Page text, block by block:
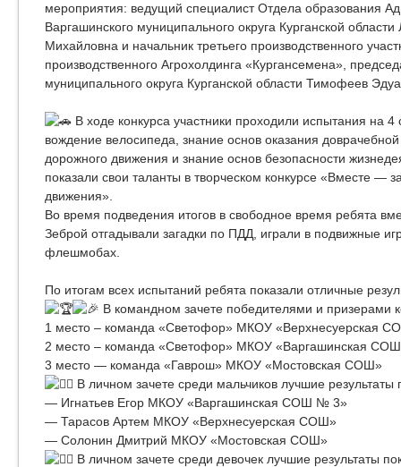
мероприятия: ведущий специалист Отдела образования
Варгашинского муниципального округа Курганской
Михайловна и начальник третьего производственного
производственного Агрохолдинга «Кургансемена»,
муниципального округа Курганской области Тимофеев
В ходе конкурса участники проходили испытания на
вождение велосипеда, знание основ оказания
дорожного движения и знание основ безопасности
показали свои таланты в творческом конкурсе «Вместе —
движения».
Во время подведения итогов в свободное время ребята
Зеброй отгадывали загадки по ПДД, играли в подвижные
флешмобах.
По итогам всех испытаний ребята показали отличные
В командном зачете победителями и призерами
1 место – команда «Светофор» МКОУ «Верхнесуерская
2 место – команда «Светофор» МКОУ «Варгашинская
3 место — команда «Гаврош» МКОУ «Мостовская СОШ»
В личном зачете среди мальчиков лучшие результаты
— Игнатьев Егор МКОУ «Варгашинская СОШ № 3»
— Тарасов Артем МКОУ «Верхнесуерская СОШ»
— Солонин Дмитрий МКОУ «Мостовская СОШ»
В личном зачете среди девочек лучшие результаты